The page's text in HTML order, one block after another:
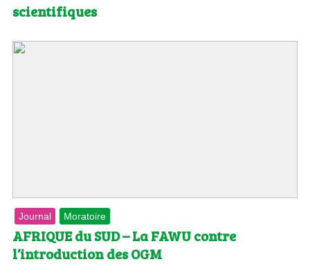
scientifiques
Journal Moratoire
AFRIQUE du SUD – La FAWU contre
l’introduction des OGM